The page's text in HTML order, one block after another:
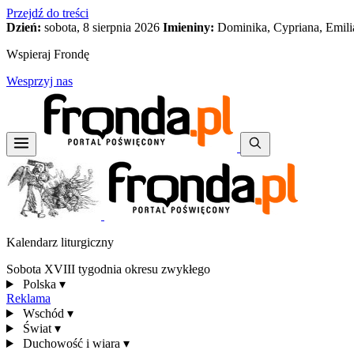
Przejdź do treści
Dzień: sobota, 8 sierpnia 2026 Imieniny: Dominika, Cypriana,
Wspieraj Frondę
Wesprzyj nas
Kalendarz liturgiczny
Sobota XVIII tygodnia okresu zwykłego
Polska ▾
Reklama
Wschód ▾
Świat ▾
Duchowość i wiara ▾